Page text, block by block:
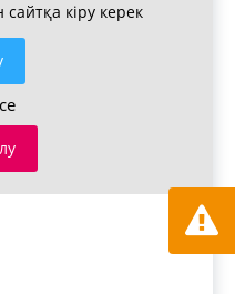
кіру керек